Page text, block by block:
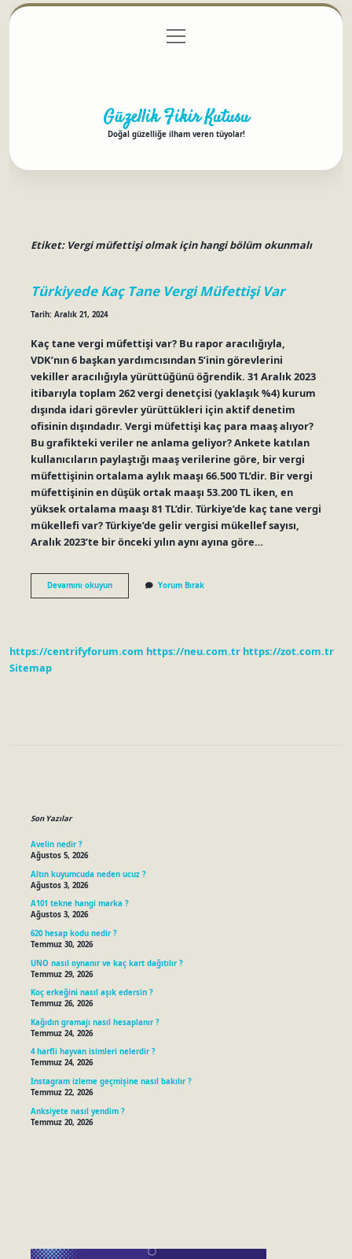
Gizlilik Politikası
menüyü
aç
Güzellik Fikir Kutusu
Doğal güzelliğe ilham veren tüyolar!
Etiket: Vergi müfettişi olmak için hangi bölüm okunmalı
Türkiyede Kaç Tane Vergi Müfettişi Var
Tarih: Aralık 21, 2024
Kaç tane vergi müfettişi var? Bu rapor aracılığıyla,
VDK’nın 6 başkan yardımcısından 5’inin görevlerini
vekiller aracılığıyla yürüttüğünü öğrendik. 31 Aralık 2023
itibarıyla toplam 262 vergi denetçisi (yaklaşık %4) kurum
dışında idari görevler yürüttükleri için aktif denetim
ofisinin dışındadır. Vergi müfettişi kaç para maaş alıyor?
Bu grafikteki veriler ne anlama geliyor? Ankete katılan
kullanıcıların paylaştığı maaş verilerine göre, bir vergi
müfettişinin ortalama aylık maaşı 66.500 TL’dir. Bir vergi
müfettişinin en düşük ortak maaşı 53.200 TL iken, en
yüksek ortalama maaşı 81 TL’dir. Türkiye’de kaç tane vergi
mükellefi var? Türkiye’de gelir vergisi mükellef sayısı,
Aralık 2023’te bir önceki yılın aynı ayına göre…
Devamını okuyunTürkiyede
Kaç
Yorum Bırak
https://centrifyforum.com https://neu.com.tr https://zot.com.tr
Sitemap
Son Yazılar
Avelin nedir ?
Ağustos 5, 2026
Altın kuyumcuda neden ucuz ?
Ağustos 3, 2026
A101 tekne hangi marka ?
Ağustos 3, 2026
620 hesap kodu nedir ?
Temmuz 30, 2026
UNO nasıl oynanır ve kaç kart dağıtılır ?
Temmuz 29, 2026
Koç erkeğini nasıl aşık edersin ?
Temmuz 26, 2026
Kağıdın gramajı nasıl hesaplanır ?
Temmuz 24, 2026
4 harfli hayvan isimleri nelerdir ?
Temmuz 24, 2026
Instagram izleme geçmişine nasıl bakılır ?
Temmuz 22, 2026
Anksiyete nasıl yendim ?
Temmuz 20, 2026